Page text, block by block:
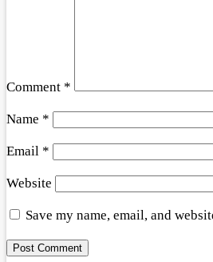
Comment *
Name *
Email *
Website
Save my name, email, and